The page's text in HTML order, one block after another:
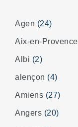
Agen (24)
Aix-en-Provence
Albi (2)
alençon (4)
Amiens (27)
Angers (20)